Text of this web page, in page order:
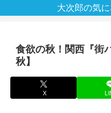
大次郎の気
食欲の秋！関西『街
秋】
X